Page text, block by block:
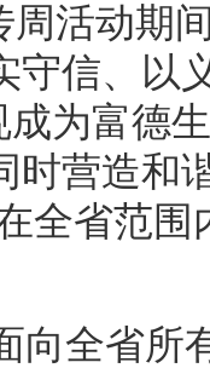
周活动期
守信、以
为富德
时营造和
全省范围
向全省所